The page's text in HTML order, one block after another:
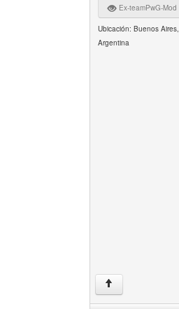
Ex-teamPwG-Mod
Ubicación: Buenos Aires,
Argentina
↑